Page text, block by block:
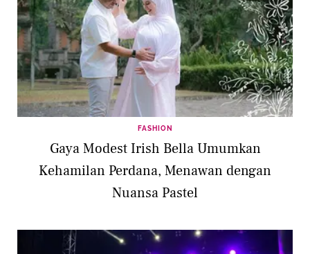
FASHION
Gaya Modest Irish Bella Umumkan
Kehamilan Perdana, Menawan dengan
Nuansa Pastel